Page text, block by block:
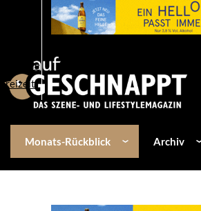
Lifestyle
Freizeit
Monats-Rückblick Archiv